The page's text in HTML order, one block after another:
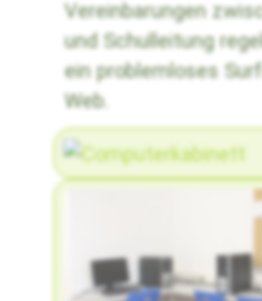
Vereinbarungen
und Schulleitung
ein problemloses
Web.